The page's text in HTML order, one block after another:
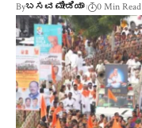
Byಬಸವ ಮೀಡಿಯಾ 0 Min Read